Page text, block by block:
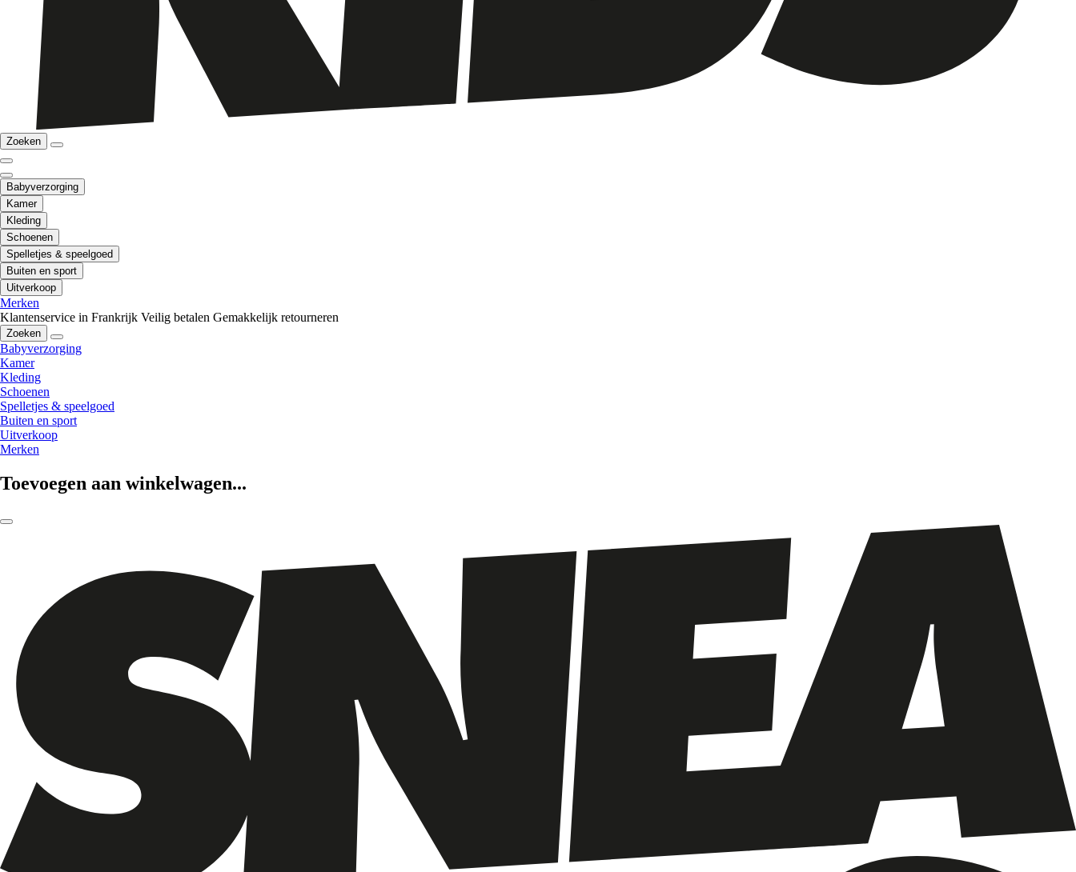
Zoeken
Babyverzorging
Kamer
Kleding
Schoenen
Spelletjes & speelgoed
Buiten en sport
Uitverkoop
Merken
Klantenservice in Frankrijk Veilig betalen Gemakkelijk retourneren
Zoeken
Babyverzorging
Kamer
Kleding
Schoenen
Spelletjes & speelgoed
Buiten en sport
Uitverkoop
Merken
Toevoegen aan winkelwagen...